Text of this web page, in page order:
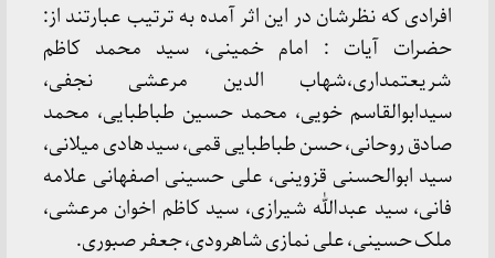
افرادی که نظرشان در این اثر آمده به ترتیب عبارتند از:
حضرات آیات : امام خمینی، سید محمد کاظم
شریعتمداری،شهاب الدین مرعشی نجفی،
سیدابوالقاسم خویی، محمد حسین طباطبایی، محمد
صادق روحانی، حسن طباطبایی قمی، سید هادی میلانی،
سید ابوالحسنی قزوینی، علی حسینی اصفهانی علامه
فانی، سید عبدالله شیرازی، سید کاظم اخوان مرعشی،
ملک حسینی، علی نمازی شاهرودی، جعفر صبوری.